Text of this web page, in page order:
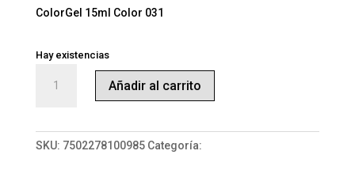
ColorGel 15ml Color 031
Hay existencias
15ml
cantidad
Añadir al carrito
SKU: 7502278100985 Categoría: